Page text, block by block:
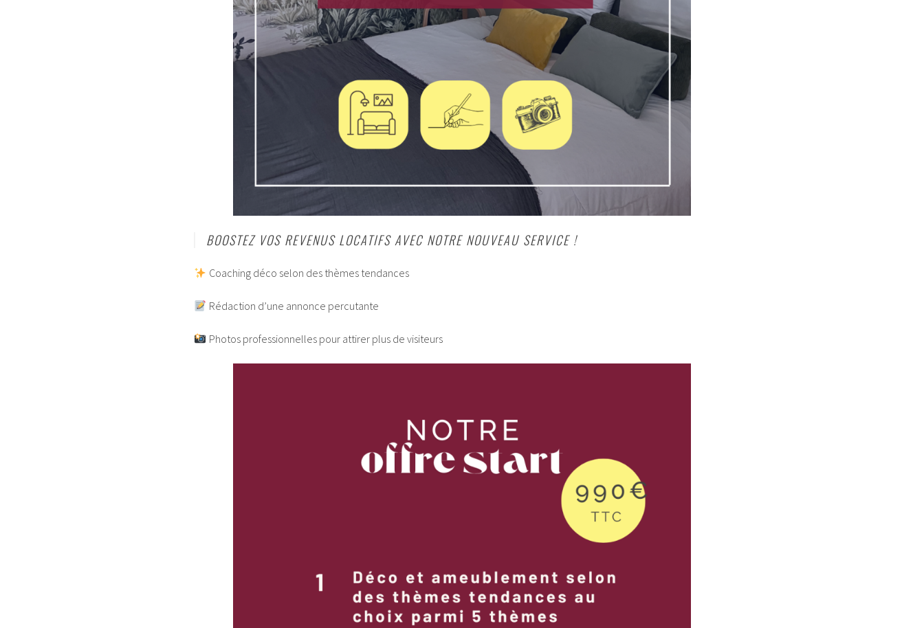
BOOSTEZ VOS REVENUS LOCATIFS AVEC NOTRE NOUVEAU SERVICE !
Coaching déco selon des thèmes tendances
Rédaction d’une annonce percutante
Photos professionnelles pour attirer plus de visiteurs